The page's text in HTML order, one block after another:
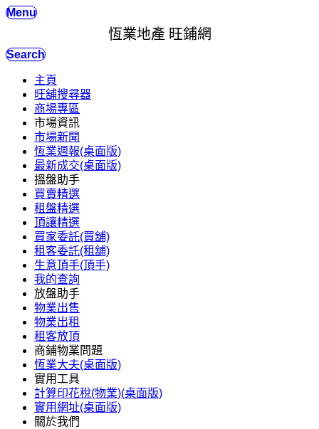
Menu
恆業地產 旺鋪網
Search
主頁
旺舖搜尋器
商場專區
市場資訊
市場新聞
恆業週報(桌面版)
最新成交(桌面版)
搵盤助手
買賣精選
租盤精選
頂讓精選
買家委託(買舖)
租客委託(租舖)
生意頂手(頂手)
我的查詢
放盤助手
物業出售
物業出租
租客放頂
商鋪物業問題
恆業大夫(桌面版)
實用工具
計算印花稅(物業)(桌面版)
實用網址(桌面版)
關於我們